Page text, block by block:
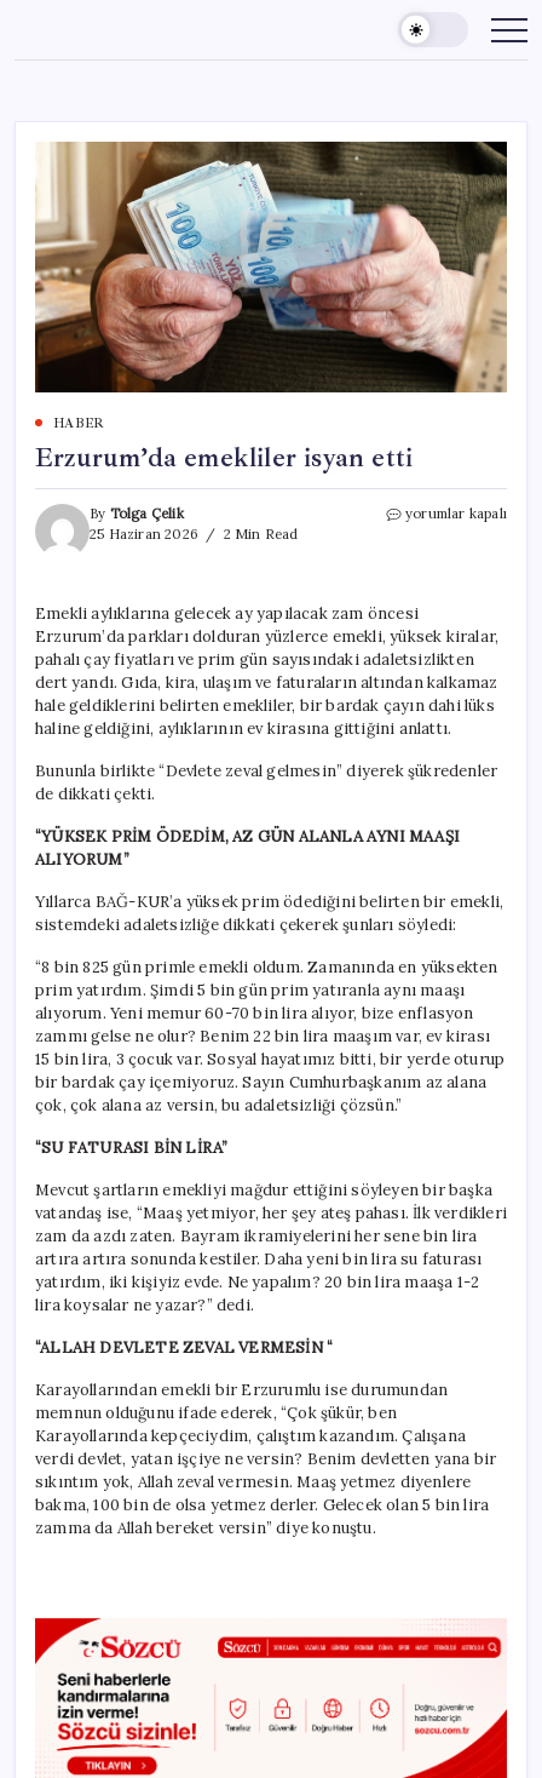
content
HABER
Erzurum’da emekliler isyan etti
By Tolga Çelik
25 Haziran 2026
2 Min Read
Erzurum’da
yorumlar kapalı
Emekli aylıklarına gelecek ay yapılacak zam öncesi
Erzurum’da parkları dolduran yüzlerce emekli, yüksek kiralar,
pahalı çay fiyatları ve prim gün sayısındaki adaletsizlikten
dert yandı. Gıda, kira, ulaşım ve faturaların altından kalkamaz
hale geldiklerini belirten emekliler, bir bardak çayın dahi lüks
haline geldiğini, aylıklarının ev kirasına gittiğini anlattı.
Bununla birlikte “Devlete zeval gelmesin” diyerek şükredenler
de dikkati çekti.
“YÜKSEK PRİM ÖDEDİM, AZ GÜN ALANLA AYNI MAAŞI
ALIYORUM”
Yıllarca BAĞ-KUR’a yüksek prim ödediğini belirten bir emekli,
sistemdeki adaletsizliğe dikkati çekerek şunları söyledi:
“8 bin 825 gün primle emekli oldum. Zamanında en yüksekten
prim yatırdım. Şimdi 5 bin gün prim yatıranla aynı maaşı
alıyorum. Yeni memur 60-70 bin lira alıyor, bize enflasyon
zammı gelse ne olur? Benim 22 bin lira maaşım var, ev kirası
15 bin lira, 3 çocuk var. Sosyal hayatımız bitti, bir yerde oturup
bir bardak çay içemiyoruz. Sayın Cumhurbaşkanım az alana
çok, çok alana az versin, bu adaletsizliği çözsün.”
“SU FATURASI BİN LİRA”
Mevcut şartların emekliyi mağdur ettiğini söyleyen bir başka
vatandaş ise, “Maaş yetmiyor, her şey ateş pahası. İlk verdikleri
zam da azdı zaten. Bayram ikramiyelerini her sene bin lira
artıra artıra sonunda kestiler. Daha yeni bin lira su faturası
yatırdım, iki kişiyiz evde. Ne yapalım? 20 bin lira maaşa 1-2
lira koysalar ne yazar?” dedi.
“ALLAH DEVLETE ZEVAL VERMESİN “
Karayollarından emekli bir Erzurumlu ise durumundan
memnun olduğunu ifade ederek, “Çok şükür, ben
Karayollarında kepçeciydim, çalıştım kazandım. Çalışana
verdi devlet, yatan işçiye ne versin? Benim devletten yana bir
sıkıntım yok, Allah zeval vermesin. Maaş yetmez diyenlere
bakma, 100 bin de olsa yetmez derler. Gelecek olan 5 bin lira
zamma da Allah bereket versin” diye konuştu.